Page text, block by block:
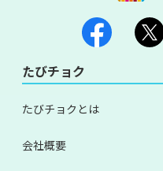
たびチョク
たびチョクとは
会社概要